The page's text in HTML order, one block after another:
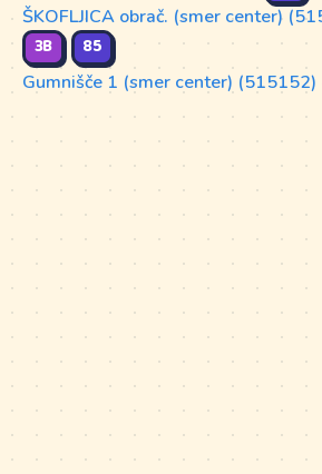
ŠKOFLJICA obrač. (smer center)
3B 85
Gumnišče 1 (smer center) (515152)